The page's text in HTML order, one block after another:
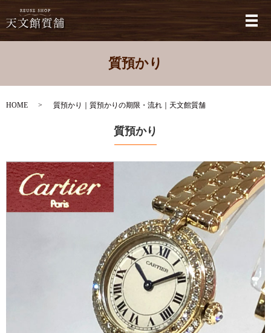
メ
質預かり
HOME 質預かり｜質預かりの期限・流れ｜天文館質舗
質預かり